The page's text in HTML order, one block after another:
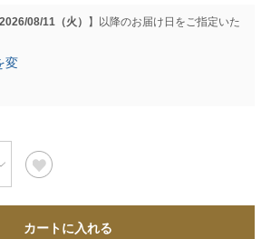
2026/08/11（火）
】以降のお届け日をご指定いた
変
カートに入れる